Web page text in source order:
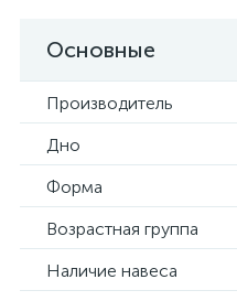
Основные
Производитель
Дно
Форма
Возрастная группа
Наличие навеса